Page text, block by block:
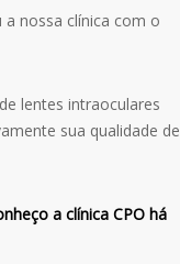
nossa clínica com o
lentes intraoculares
sua qualidade de
a clínica CPO há